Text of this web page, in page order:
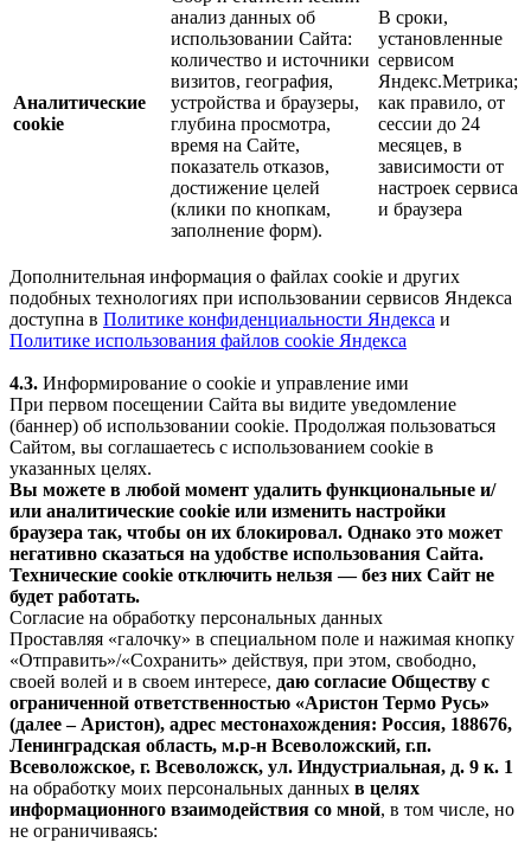
Аналитические
cookie
анализ данных об
использовании Сайта:
количество и источники
визитов, география,
устройства и браузеры,
глубина просмотра,
время на Сайте,
показатель отказов,
достижение целей
(клики по кнопкам,
заполнение форм).
В сроки,
установленные
сервисом
Яндекс.Метрика;
как правило, от
сессии до 24
месяцев, в
зависимости от
настроек сервиса
и браузера
Дополнительная информация о файлах cookie и других
подобных технологиях при использовании сервисов Яндекса
доступна в Политике конфиденциальности Яндекса и
Политике использования файлов cookie Яндекса
4.3. Информирование о cookie и управление ими
При первом посещении Сайта вы видите уведомление
(баннер) об использовании cookie. Продолжая пользоваться
Сайтом, вы соглашаетесь с использованием cookie в
указанных целях.
Вы можете в любой момент удалить функциональные и/
или аналитические cookie или изменить настройки
браузера так, чтобы он их блокировал. Однако это может
негативно сказаться на удобстве использования Сайта.
Технические cookie отключить нельзя — без них Сайт не
будет работать.
Согласие на обработку персональных данных
Проставляя «галочку» в специальном поле и нажимая кнопку
«Отправить»/«Сохранить» действуя, при этом, свободно,
своей волей и в своем интересе, даю согласие Обществу с
ограниченной ответственностью «Аристон Термо Русь»
(далее – Аристон), адрес местонахождения: Россия, 188676,
Ленинградская область, м.р-н Всеволожский, г.п.
Всеволожское, г. Всеволожск, ул. Индустриальная, д. 9 к. 1
на обработку моих персональных данных в целях
информационного взаимодействия со мной, в том числе, но
не ограничиваясь: